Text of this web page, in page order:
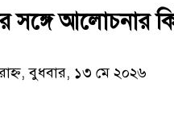
ব্যালিস্টিক মিসাইল মোতায়েন
সঙ্গে আলোচনার
বুধবার, ১৩ মে ২০২৬